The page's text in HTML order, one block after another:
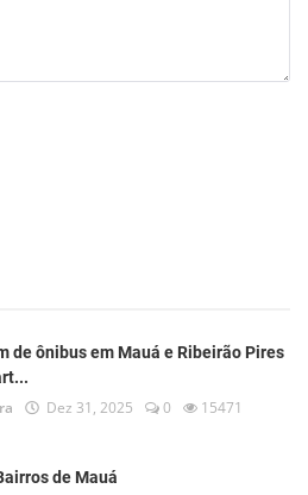
de ônibus em Mauá e Ribeirão Pires
Dez 31, 2025 0 15471
de Mauá